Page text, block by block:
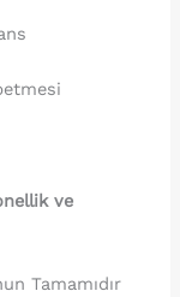
ve
Tamamıdır